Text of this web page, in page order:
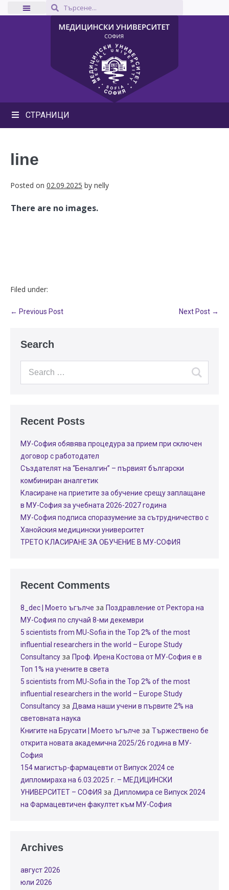
СТРАНИЦИ
line
Posted on 02.09.2025 by nelly
There are no images.
Filed under:
← Previous Post Next Post →
Search
Recent Posts
МУ-София обявява процедура за прием при сключен
договор с работодател
Създателят на “Беналгин” – първият български
комбиниран аналгетик
Класиране на приетите за обучение срещу заплащане
в МУ-София за учебната 2026-2027 година
МУ-София подписа споразумение за сътрудничество с
Ханойския медицински университет
ТРЕТО КЛАСИРАНЕ ЗА ОБУЧЕНИЕ В МУ-СОФИЯ
Recent Comments
8_dec | Моето ъгълче за Поздравление от Ректора на
МУ-София по случай 8-ми декември
5 scientists from MU-Sofia in the Top 2% of the most
influential researchers in the world – Europe Study
Consultancy за Проф. Ирена Костова от МУ-София е в
Топ 1% на учените в света
5 scientists from MU-Sofia in the Top 2% of the most
influential researchers in the world – Europe Study
Consultancy за Двама наши учени в първите 2% на
световната наука
Книгите на Брусати | Моето ъгълче за Тържествено бе
открита новата академична 2025/26 година в МУ-
София
154 магистър-фармацевти от Випуск 2024 се
дипломираха на 6.03.2025 г. – МЕДИЦИНСКИ
УНИВЕРСИТЕТ – СОФИЯ за Дипломира се Випуск 2024
на Фармацевтичен факултет към МУ-София
Archives
август 2026
юли 2026